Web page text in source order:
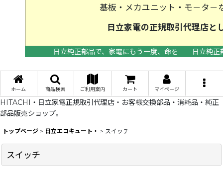
基板・メカユニット・モ－タ－
日立家電の正規取引代理店
日立純正部品で、家電にもう一度、命を
日立純
ホーム 商品検索 ご利用案内 カート マイページ
HITACHI・日立家電正規取引代理店・お客様交換部品・消耗品・純正
部品販売ショップ。
トップページ > 日立エコキュート・ > スイッチ
スイッチ